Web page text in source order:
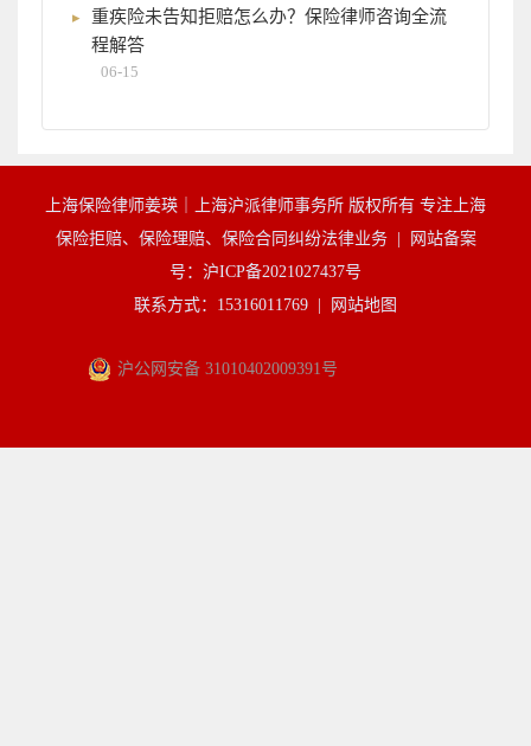
重疾险未告知拒赔怎么办？保险律师咨询全流
程解答
06-15
上海保险律师姜瑛｜上海沪派律师事务所 版权所有 专注上海
保险拒赔、保险理赔、保险合同纠纷法律业务 |
网站备案
号：沪ICP备2021027437号
联系方式：15316011769 |
网站地图
沪公网安备 31010402009391号